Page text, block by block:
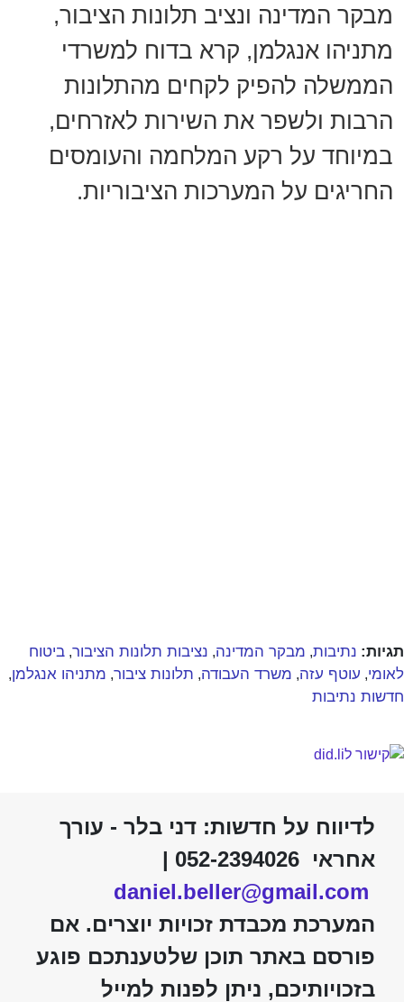
מבקר המדינה ונציב תלונות הציבור,
מתניהו אנגלמן, קרא בדוח למשרדי
הממשלה להפיק לקחים מהתלונות
הרבות ולשפר את השירות לאזרחים,
במיוחד על רקע המלחמה והעומסים
החריגים על המערכות הציבוריות.
תגיות: נתיבות, מבקר המדינה, נציבות תלונות הציבור, ביטוח
לאומי, עוטף עזה, משרד העבודה, תלונות ציבור, מתניהו אנגלמן,
חדשות נתיבות
לדיווח על חדשות: דני בלר - עורך
אחראי 052-2394026 |
daniel.beller@gmail.com
המערכת מכבדת זכויות יוצרים. אם
פורסם באתר תוכן שלטענתכם פוגע
בזכויותיכם, ניתן לפנות למייל